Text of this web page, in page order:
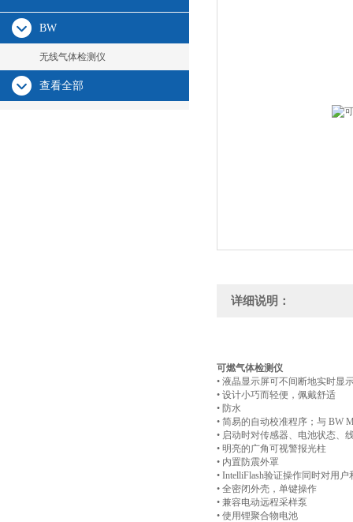
BW
无线气体检测仪
查看全部
详细说明：
可燃气体检测仪
• 液晶显示屏可不间断地实时显
• 设计小巧而轻便，佩戴舒适
• 防水
• 简易的自动校准程序；与 BW
• 启动时对传感器、电池状态、
• 明亮的广角可视警报光柱
• 内置防震外罩
• IntelliFlash验证操作同时对用
• 全密闭外壳，单键操作
• 兼容电动远程采样泵
• 使用锂聚合物电池